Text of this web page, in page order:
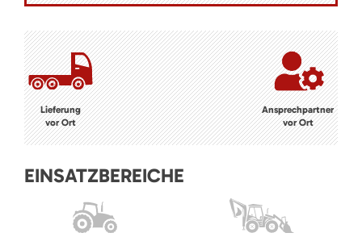
Lieferung
vor Ort
Ansprechpartner
vor Ort
EINSATZBEREICHE